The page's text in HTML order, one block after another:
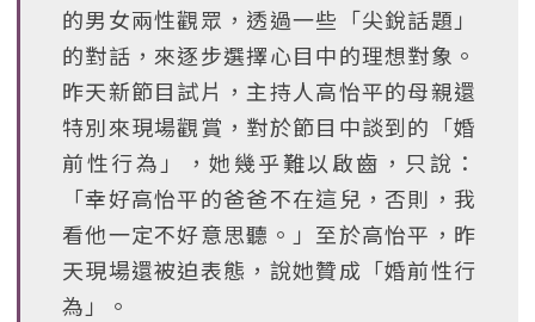
的男女兩性觀眾，透過一些「尖銳話題」
的對話，來逐步選擇心目中的理想對象。
昨天新節目試片，主持人高怡平的母親還
特別來現場觀賞，對於節目中談到的「婚
前性行為」，她幾乎難以啟齒，只說：
「幸好高怡平的爸爸不在這兒，否則，我
看他一定不好意思聽。」至於高怡平，昨
天現場還被迫表態，說她贊成「婚前性行
為」。